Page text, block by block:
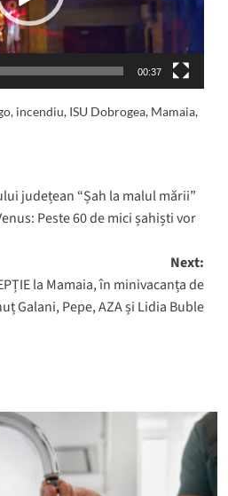
00:37
, incendiu, ISU Dobrogea, Mamaia,
județean “Șah la malul mării”
Peste 60 de mici șahiști vor
Next:
la Mamaia, în minivacanța de
Galani, Pepe, AZA și Lidia Buble